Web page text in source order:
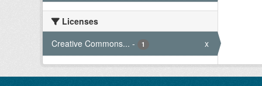
Licenses
Creative Commons... - 1 x